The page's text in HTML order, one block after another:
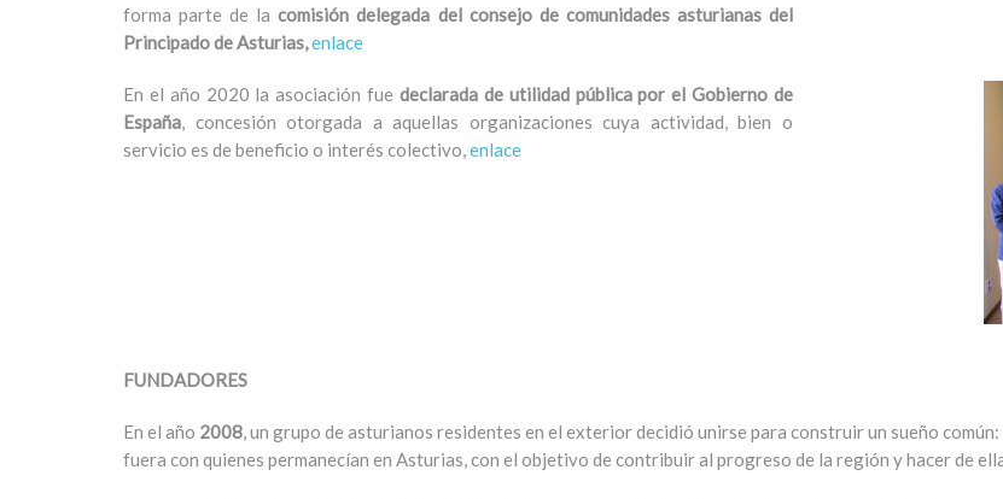
forma parte de lacomisión delegada del consejo de comunidades asturianas del
Principado de Asturias,enlace
En el año 2020 la asociación fue declarada de utilidad pública por el Gobierno de
España, concesión otorgada a aquellas organizaciones cuya actividad, bien o
servicio es de beneficio o interés colectivo,enlace
FUNDADORES
En el año 2008, un grupo de asturianos residentes en el exterior decidió unirse para construir un sueño
fuera con quienes permanecían en Asturias, con el objetivo de contribuir al progreso de la región y hacer de